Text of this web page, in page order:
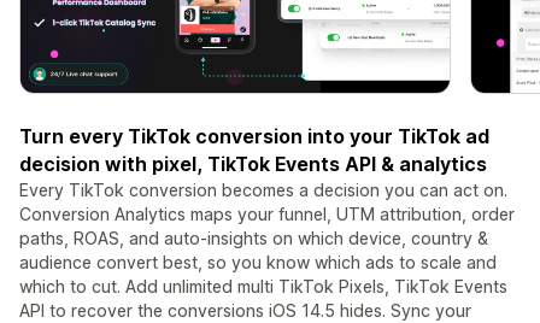
Turn every TikTok conversion into your TikTok ad
decision with pixel, TikTok Events API & analytics
Every TikTok conversion becomes a decision you can act on.
Conversion Analytics maps your funnel, UTM attribution, order
paths, ROAS, and auto-insights on which device, country &
audience convert best, so you know which ads to scale and
which to cut. Add unlimited multi TikTok Pixels, TikTok Events
API to recover the conversions iOS 14.5 hides. Sync your